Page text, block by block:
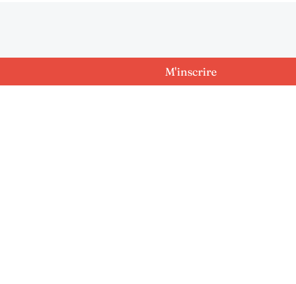
M'inscrire